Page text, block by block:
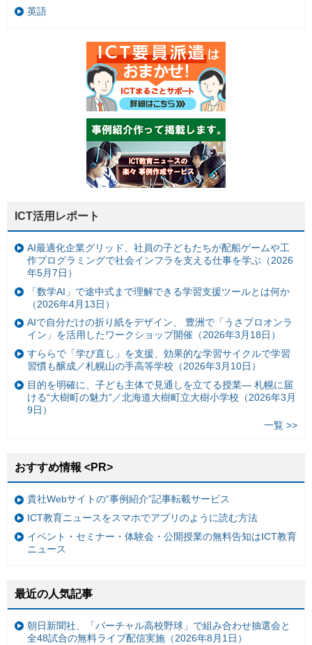
英語
ICT活用レポート
AI最適化企業グリッド、社員の子どもたちが配船ゲームや工
作プログラミングで社会インフラを支える仕事を学ぶ（2026
年5月7日）
「数学AI」で途中式まで理解できる学習支援ツールとは何か
（2026年4月13日）
AIで自分だけの折り紙をデザイン、 豊洲で「うさプロオンラ
イン」を活用したワークショップ開催（2026年3月18日）
すららで「学び直し」を支援、効果的な学習サイクルで学習
習慣も醸成／札幌山の手高等学校（2026年3月10日）
目的を明確に、子ども主体で見通しを立てる授業— 札幌に届
ける“大樹町の魅力”／北海道大樹町立大樹小学校（2026年3月
9日）
一覧 >>
おすすめ情報 <PR>
貴社Webサイトの“事例紹介”記事転載サービス
ICT教育ニュースをスマホでアプリのように読む方法
イベント・セミナー・体験会・公開授業の無料告知はICT教育
ニュース
最近の人気記事
朝日新聞社、「バーチャル高校野球」で組み合わせ抽選会と
全48試合の無料ライブ配信実施（2026年8月1日）